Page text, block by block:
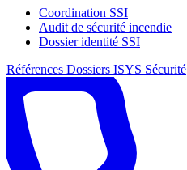
Coordination SSI
Audit de sécurité incendie
Dossier identité SSI
Références Dossiers ISYS Sécurité